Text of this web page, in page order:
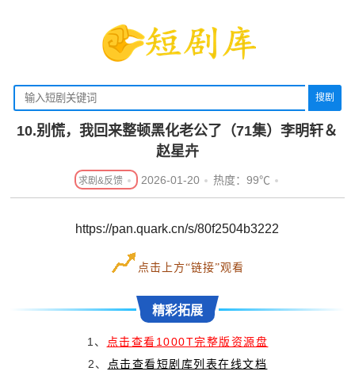
搜剧
10.别慌，我回来整顿黑化老公了（71集）李明轩＆
赵星卉
2026-01-20 热度：99℃
https://pan.quark.cn/s/80f2504b3222
点击上方“链接”观看
精彩拓展
1、 点击查看1000T完整版资源盘
2、 点击查看短剧库列表在线文档